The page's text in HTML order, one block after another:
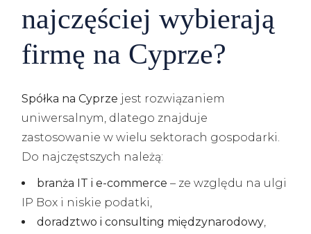
najczęściej wybierają
firmę na Cyprze?
Spółka na Cyprze jest rozwiązaniem
uniwersalnym, dlatego znajduje
zastosowanie w wielu sektorach gospodarki.
Do najczęstszych należą:
branża IT i e-commerce – ze względu na ulgi
IP Box i niskie podatki,
doradztwo i consulting międzynarodowy,